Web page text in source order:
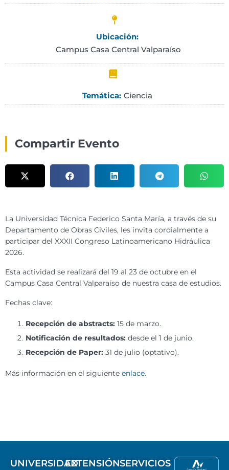
La Universidad Técnica Federico Santa María, a través de su
Departamento de Obras Civiles, les invita cordialmente a
participar del XXXII Congreso Latinoamericano Hidráulica
2026.
Esta actividad se realizará del 19 al 23 de octubre en el
Campus Casa Central Valparaíso de nuestra casa de estudios.
Fechas clave:
Recepción de abstracts: 15 de marzo.
Notificación de resultados: desde el 1 de junio.
Recepción de Paper: 31 de julio (optativo).
Más información en el siguiente enlace.
Ubicación:
Campus Casa Central Valparaíso
Temática: Ciencia
Compartir Evento
UNIVERSIDADEXTENSIÓNSERVICIOS